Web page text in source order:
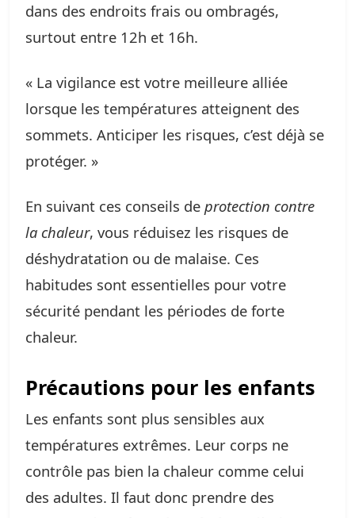
dans des endroits frais ou ombragés,
surtout entre 12h et 16h.
« La vigilance est votre meilleure alliée
lorsque les températures atteignent des
sommets. Anticiper les risques, c’est déjà se
protéger. »
En suivant ces conseils de protection contre
la chaleur, vous réduisez les risques de
déshydratation ou de malaise. Ces
habitudes sont essentielles pour votre
sécurité pendant les périodes de forte
chaleur.
Précautions pour les enfants
Les enfants sont plus sensibles aux
températures extrêmes. Leur corps ne
contrôle pas bien la chaleur comme celui
des adultes. Il faut donc prendre des